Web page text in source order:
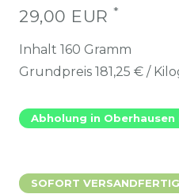
29,00 EUR *
Inhalt 160 Gramm
Grundpreis 181,25 € /
Abholung in Oberhausen
SOFORT